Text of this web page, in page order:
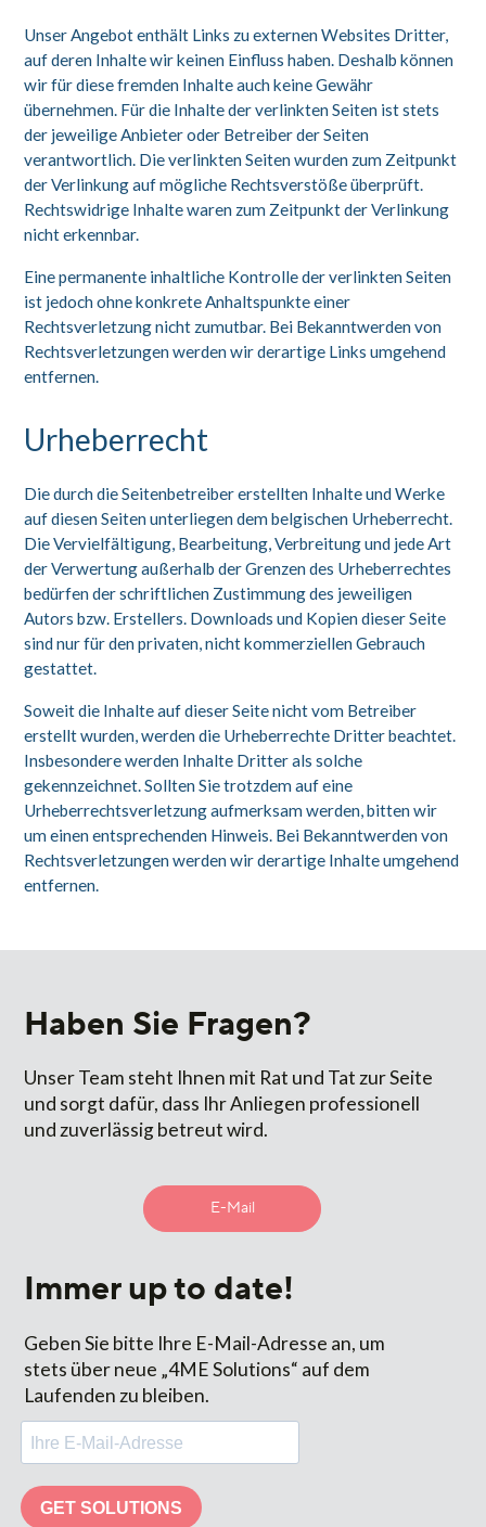
Unser Angebot enthält Links zu externen Websites Dritter,
auf deren Inhalte wir keinen Einfluss haben. Deshalb können
wir für diese fremden Inhalte auch keine Gewähr
übernehmen. Für die Inhalte der verlinkten Seiten ist stets
der jeweilige Anbieter oder Betreiber der Seiten
verantwortlich. Die verlinkten Seiten wurden zum Zeitpunkt
der Verlinkung auf mögliche Rechtsverstöße überprüft.
Rechtswidrige Inhalte waren zum Zeitpunkt der Verlinkung
nicht erkennbar.
Eine permanente inhaltliche Kontrolle der verlinkten Seiten
ist jedoch ohne konkrete Anhaltspunkte einer
Rechtsverletzung nicht zumutbar. Bei Bekanntwerden von
Rechtsverletzungen werden wir derartige Links umgehend
entfernen.
Urheberrecht
Die durch die Seitenbetreiber erstellten Inhalte und Werke
auf diesen Seiten unterliegen dem belgischen Urheberrecht.
Die Vervielfältigung, Bearbeitung, Verbreitung und jede Art
der Verwertung außerhalb der Grenzen des Urheberrechtes
bedürfen der schriftlichen Zustimmung des jeweiligen
Autors bzw. Erstellers. Downloads und Kopien dieser Seite
sind nur für den privaten, nicht kommerziellen Gebrauch
gestattet.
Soweit die Inhalte auf dieser Seite nicht vom Betreiber
erstellt wurden, werden die Urheberrechte Dritter beachtet.
Insbesondere werden Inhalte Dritter als solche
gekennzeichnet. Sollten Sie trotzdem auf eine
Urheberrechtsverletzung aufmerksam werden, bitten wir
um einen entsprechenden Hinweis. Bei Bekanntwerden von
Rechtsverletzungen werden wir derartige Inhalte umgehend
entfernen.
Haben Sie Fragen?
Unser Team steht Ihnen mit Rat und Tat zur Seite
und sorgt dafür, dass Ihr Anliegen professionell
und zuverlässig betreut wird.
E-Mail
Immer up to date!
Geben Sie bitte Ihre E-Mail-Adresse an, um
stets über neue „4ME Solutions“ auf dem
Laufenden zu bleiben.